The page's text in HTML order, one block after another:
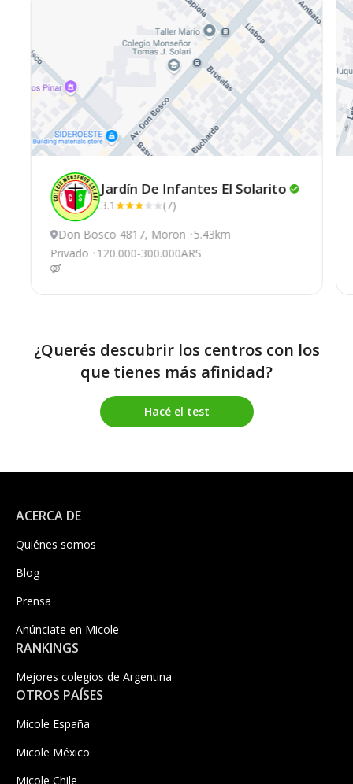
Jardín De Infantes El Solarito
3.1
(7)
Don Bosco 4817, Moron 5.43km
Privado
120.000-300.000ARS
¿Querés descubrir los centros con los
que tienes más afinidad?
Hacé el test
ACERCA DE
Quiénes somos
Blog
Prensa
Anúnciate en Micole
RANKINGS
Mejores colegios de Argentina
OTROS PAÍSES
Micole España
Micole México
Micole Chile